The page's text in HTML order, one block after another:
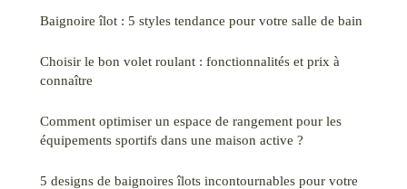
Baignoire îlot : 5 styles tendance pour votre salle de bain
Choisir le bon volet roulant : fonctionnalités et prix à
connaître
Comment optimiser un espace de rangement pour les
équipements sportifs dans une maison active ?
5 designs de baignoires îlots incontournables pour votre